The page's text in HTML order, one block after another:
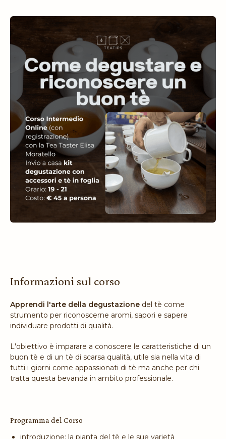
Informazioni sul corso
Apprendi l'arte della degustazione del tè come
strumento per riconoscerne aromi, sapori e sapere
individuare prodotti di qualità.
L'obiettivo è imparare a conoscere le caratteristiche di un
buon tè e di un tè di scarsa qualità, utile sia nella vita di
tutti i giorni come appassionati di tè ma anche per chi
tratta questa bevanda in ambito professionale.
Programma del Corso
introduzione: la pianta del tè e le sue varietà